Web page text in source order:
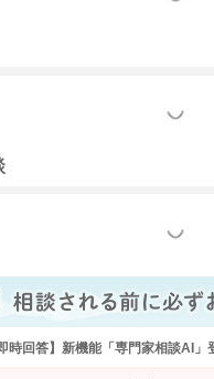
もっと見る
もっと見る
時回答】新機能「専門家相談AI」